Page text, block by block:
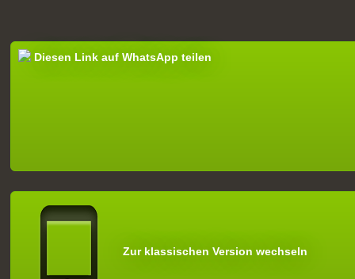
Diesen Link auf WhatsApp teilen
Zur klassischen Version wechseln